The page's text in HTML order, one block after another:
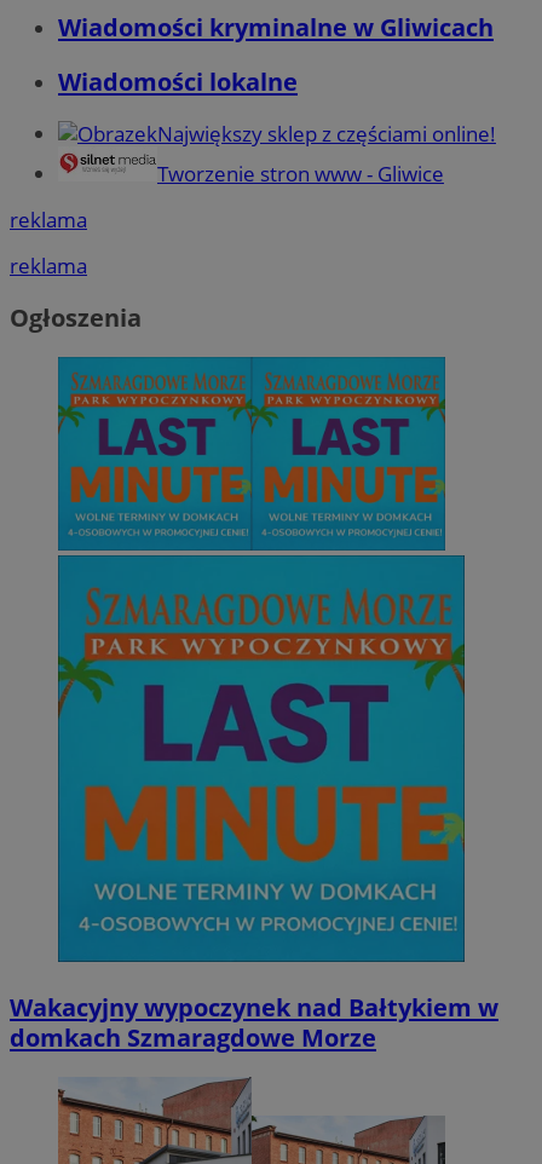
Wiadomości kryminalne w Gliwicach
Wiadomości lokalne
Największy sklep z częściami online!
Tworzenie stron www - Gliwice
reklama
reklama
Ogłoszenia
Wakacyjny wypoczynek nad Bałtykiem w
domkach Szmaragdowe Morze